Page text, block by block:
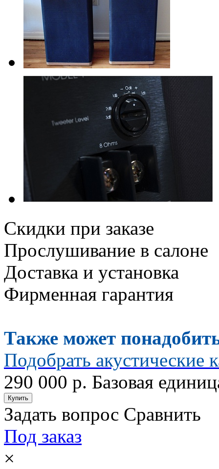
Скидки при заказе
Прослушивание в салоне
Доставка и установка
Фирменная гарантия
Также может
Подобрать акустические
290 000 р. Базовая
Задать вопрос Сравнить
Под заказ
×